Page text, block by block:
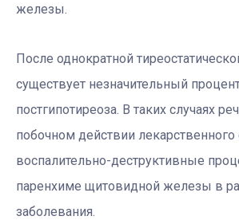
железы.
После однократной
существует незначительный
постгипотиреоза. В таких случаях
побочном действии лекарственного
воспалительно-деструктивные
паренхиме щитовидной железы в
заболевания.